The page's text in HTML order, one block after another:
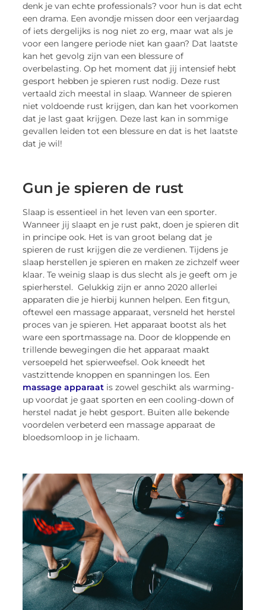
denk je van echte professionals? voor hun is dat echt
een drama. Een avondje missen door een verjaardag
of iets dergelijks is nog niet zo erg, maar wat als je
voor een langere periode niet kan gaan? Dat laatste
kan het gevolg zijn van een blessure of
overbelasting. Op het moment dat jij intensief hebt
gesport hebben je spieren rust nodig. Deze rust
vertaald zich meestal in slaap. Wanneer de spieren
niet voldoende rust krijgen, dan kan het voorkomen
dat je last gaat krijgen. Deze last kan in sommige
gevallen leiden tot een blessure en dat is het laatste
dat je wil!
Gun je spieren de rust
Slaap is essentieel in het leven van een sporter.
Wanneer jij slaapt en je rust pakt, doen je spieren dit
in principe ook. Het is van groot belang dat je
spieren de rust krijgen die ze verdienen. Tijdens je
slaap herstellen je spieren en maken ze zichzelf weer
klaar. Te weinig slaap is dus slecht als je geeft om je
spierherstel. Gelukkig zijn er anno 2020 allerlei
apparaten die je hierbij kunnen helpen. Een fitgun,
oftewel een massage apparaat, versneld het herstel
proces van je spieren. Het apparaat bootst als het
ware een sportmassage na. Door de kloppende en
trillende bewegingen die het apparaat maakt
versoepeld het spierweefsel. Ook kneedt het
vastzittende knoppen en spanningen los. Een
massage apparaat is zowel geschikt als warming-
up voordat je gaat sporten en een cooling-down of
herstel nadat je hebt gesport. Buiten alle bekende
voordelen verbeterd een massage apparaat de
bloedsomloop in je lichaam.